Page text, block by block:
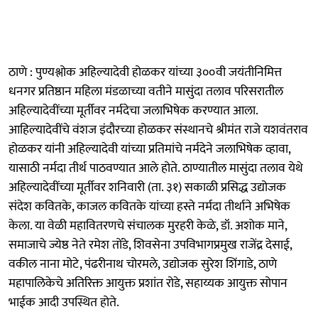
ठाणे : पुण्यश्लोक अहिल्यादेवी होळकर यांच्या ३००वी जयंतीनिमित्त
धनगर प्रतिष्ठान महिला मंडळाच्या वतीने मासुंदा तलाव परिसरातील
अहिल्यादेवींच्या मूर्तीवर नर्मदेचा जलाभिषेक करण्यात आला.
आहिल्यादेवींचे वंशज इंदौरच्या होळकर संस्थानचे श्रीमंत राजे यशवंतराव
होळकर यांनी अहिल्यादेवी यांच्या प्रतिमांचे नर्मदेने जलाभिषेक व्हावा,
यासाठी नर्मदा तीर्थ पाठवण्यात आले होते. ठाण्यातील मासुंदा तलाव येथे
अहिल्यादेवींच्या मूर्तीवर शनिवारी (ता. ३१) सकाळी प्रसिद्ध उद्योजक
संदेश कवितके, काजल कवितके यांच्या हस्ते नर्मदा तीर्थाने अभिषेक
केला. या वेळी महावितरणचे संचालक मुरहरी केळे, डॉ. अशोक माने,
समाजाचे ज्येष्ठ नेते रमेश तोंडे, शिवसेना उपविभागप्रमुख राजेंद्र देसाई,
वकील नाना मोटे, पंढरीनाथ चोरमले, उद्योजक सुरेश शिंगाडे, ठाणे
महापालिकेचे अतिरिक्त आयुक्त प्रशांत रोडे, सहाय्यक आयुक्त सोपान
भाईक आदी उपस्थित होते.